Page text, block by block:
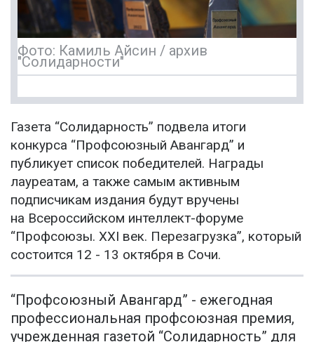
Фото: Камиль Айсин / архив
"Солидарности"
Газета “Солидарность” подвела итоги
конкурса “Профсоюзный Авангард” и
публикует список победителей. Награды
лауреатам, а также самым активным
подписчикам издания будут вручены
на Всероссийском интеллект-форуме
“Профсоюзы. XXI век. Перезагрузка”, который
состоится 12 - 13 октября в Сочи.
“Профсоюзный Авангард” - ежегодная
профессиональная профсоюзная премия,
учрежденная газетой “Солидарность” для